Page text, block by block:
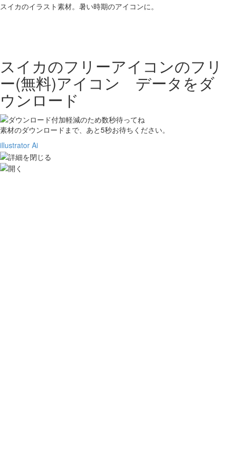
スイカのイラスト素材。暑い時期のアイコンに。
スイカのフリーアイコンのフリ
ー(無料)アイコン データをダ
ウンロード
素材のダウンロードまで、あと5秒お待ちください。
illustrator Ai